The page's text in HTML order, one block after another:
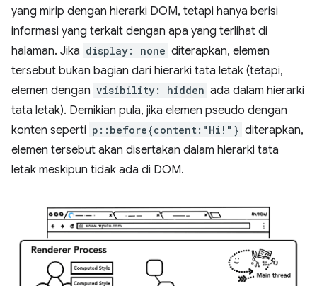
yang mirip dengan hierarki DOM, tetapi hanya berisi
informasi yang terkait dengan apa yang terlihat di
halaman. Jika display: none diterapkan, elemen
tersebut bukan bagian dari hierarki tata letak (tetapi,
elemen dengan visibility: hidden ada dalam hierarki
tata letak). Demikian pula, jika elemen pseudo dengan
konten seperti p::before{content:"Hi!"} diterapkan,
elemen tersebut akan disertakan dalam hierarki tata
letak meskipun tidak ada di DOM.